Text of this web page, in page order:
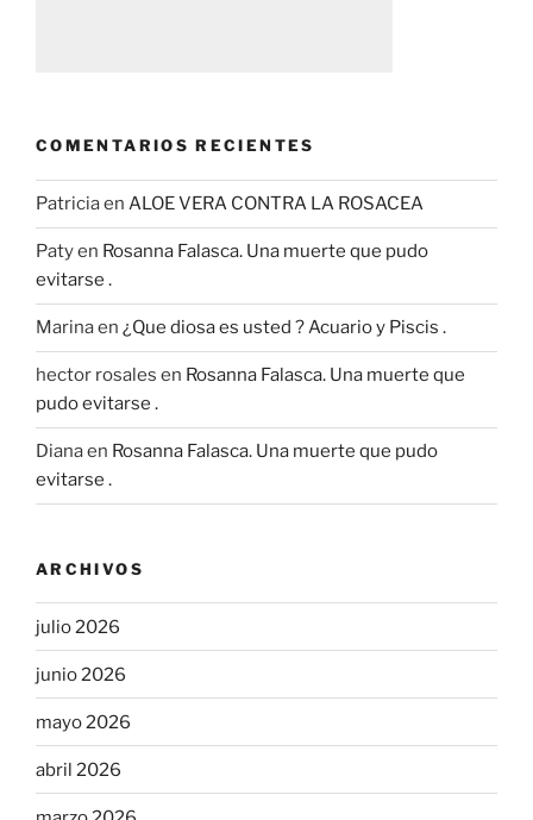
COMENTARIOS RECIENTES
Patriciaen ALOE VERA CONTRA LA ROSACEA
Patyen Rosanna Falasca. Una muerte que pudo
evitarse .
Marinaen ¿Que diosa es usted ? Acuario y Piscis .
hector rosales en Rosanna Falasca. Una muerte que
pudo evitarse .
Dianaen Rosanna Falasca. Una muerte que pudo
evitarse .
ARCHIVOS
julio 2026
junio 2026
mayo 2026
abril 2026